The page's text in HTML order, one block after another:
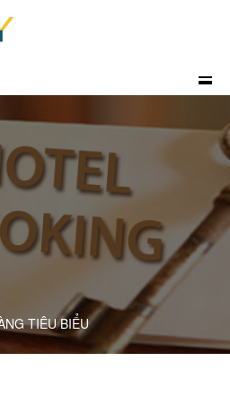
TIÊU BIỂU